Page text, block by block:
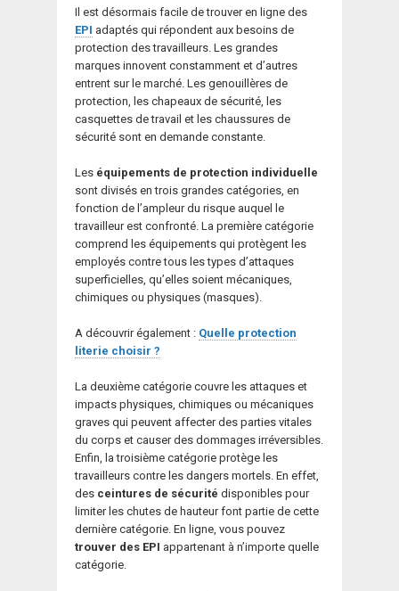
Il est désormais facile de trouver en ligne des
EPI adaptés qui répondent aux besoins de
protection des travailleurs. Les grandes
marques innovent constamment et d’autres
entrent sur le marché. Les genouillères de
protection, les chapeaux de sécurité, les
casquettes de travail et les chaussures de
sécurité sont en demande constante.
Les équipements de protection individuelle
sont divisés en trois grandes catégories, en
fonction de l’ampleur du risque auquel le
travailleur est confronté. La première catégorie
comprend les équipements qui protègent les
employés contre tous les types d’attaques
superficielles, qu’elles soient mécaniques,
chimiques ou physiques (masques).
A découvrir également : Quelle protection
literie choisir ?
La deuxième catégorie couvre les attaques et
impacts physiques, chimiques ou mécaniques
graves qui peuvent affecter des parties vitales
du corps et causer des dommages irréversibles.
Enfin, la troisième catégorie protège les
travailleurs contre les dangers mortels. En effet,
des ceintures de sécurité disponibles pour
limiter les chutes de hauteur font partie de cette
dernière catégorie. En ligne, vous pouvez
trouver des EPI appartenant à n’importe quelle
catégorie.